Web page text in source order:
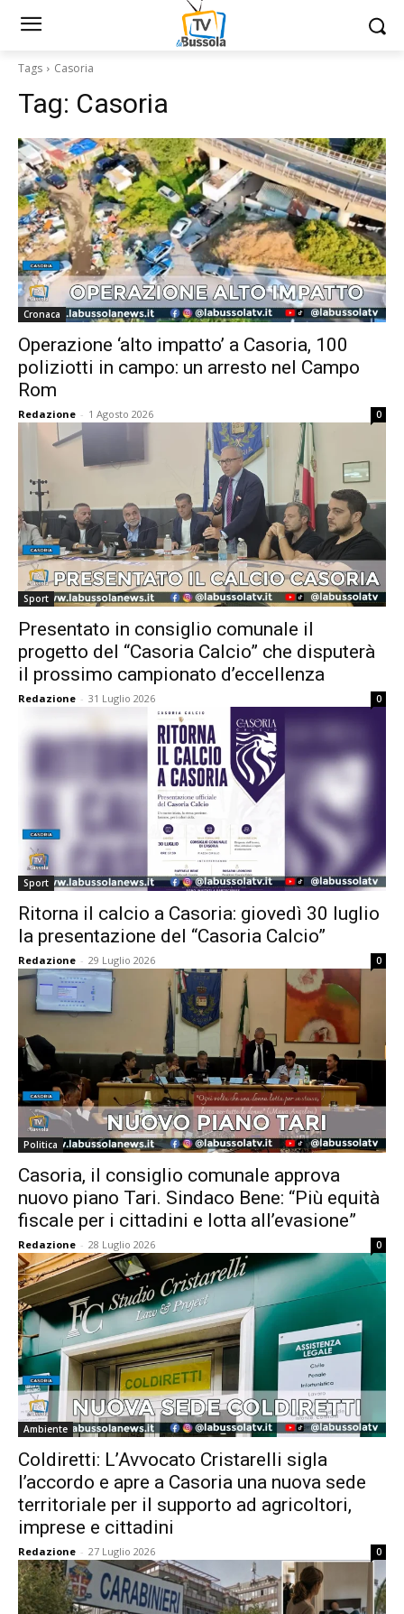
Tags Casoria
Tag: Casoria
Cronaca
Operazione ‘alto impatto’ a Casoria, 100
poliziotti in campo: un arresto nel Campo
Rom
Redazione - 1 Agosto 2026 0
Sport
Presentato in consiglio comunale il
progetto del “Casoria Calcio” che disputerà
il prossimo campionato d’eccellenza
Redazione - 31 Luglio 2026 0
Sport
Ritorna il calcio a Casoria: giovedì 30 luglio
la presentazione del “Casoria Calcio”
Redazione - 29 Luglio 2026 0
Politica
Casoria, il consiglio comunale approva
nuovo piano Tari. Sindaco Bene: “Più equità
fiscale per i cittadini e lotta all’evasione”
Redazione - 28 Luglio 2026 0
Ambiente
Coldiretti: L’Avvocato Cristarelli sigla
l’accordo e apre a Casoria una nuova sede
territoriale per il supporto ad agricoltori,
imprese e cittadini
Redazione - 27 Luglio 2026 0